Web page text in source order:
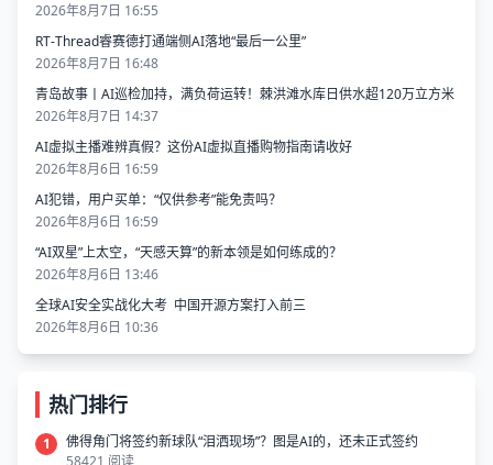
2026年8月7日 16:55
RT-Thread睿赛德打通端侧AI落地“最后一公里”
2026年8月7日 16:48
青岛故事丨AI巡检加持，满负荷运转！棘洪滩水库日供水超120万立方米
2026年8月7日 14:37
AI虚拟主播难辨真假？这份AI虚拟直播购物指南请收好
2026年8月6日 16:59
AI犯错，用户买单：“仅供参考”能免责吗？
2026年8月6日 16:59
“AI双星”上太空，“天感天算”的新本领是如何练成的？
2026年8月6日 13:46
全球AI安全实战化大考 中国开源方案打入前三
2026年8月6日 10:36
热门排行
1
佛得角门将签约新球队“泪洒现场”？图是AI的，还未正式签约
58421 阅读